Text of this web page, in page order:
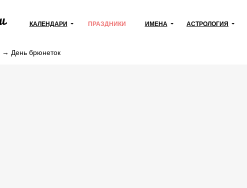
КАЛЕНДАРИ ПРАЗДНИКИ ИМЕНА АСТРОЛОГИЯ
→ День брюнеток